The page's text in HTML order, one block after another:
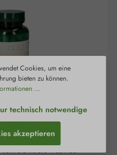
Kapseln
violette Frucht der
Cookies, um eine
bieten zu können.
...
technisch notwendige
akzeptieren